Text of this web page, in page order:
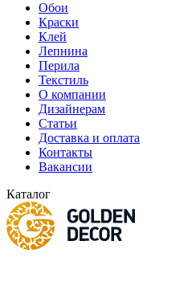
Обои
Краски
Клей
Лепнина
Перила
Текстиль
О компании
Дизайнерам
Статьи
Доставка и оплата
Контакты
Вакансии
Каталог